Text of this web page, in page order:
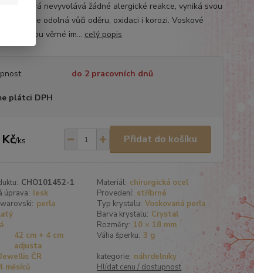
oceli, která nevyvolává žádné alergické reakce, vyniká svou
stálostí, je odolná vůči oděru, oxidaci i korozi. Voskové
jsou věrné im... celý popis
do 2 pracovních dnů
plátci DPH
/ks Přidat do košíku
CHO101452-1 Materiál: chirurgická ocel
úprava: lesk Provedení: stříbrné
perla Typ krystalu: Voskovaná perla
Barva krystalu: Crystal
Rozměry: 10 × 18 mm
42 cm + 4 cm
adjusta
Váha šperku: 3 g
Jewellis ČR kategorie: náhrdelníky
měsíců Hlídat cenu / dostupnost